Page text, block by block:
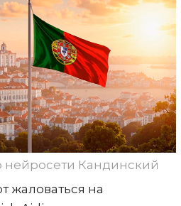
Кандинский
жаловаться на